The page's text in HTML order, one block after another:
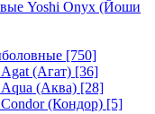
Yoshi Onyx (Йоши
[750]
(Агат) [36]
(Аква) [28]
(Кондор) [5]